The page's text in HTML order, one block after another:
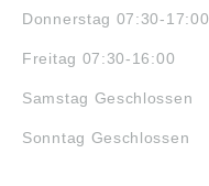
Donnerstag 07:30-17:00
Freitag 07:30-16:00
Samstag Geschlossen
Sonntag Geschlossen